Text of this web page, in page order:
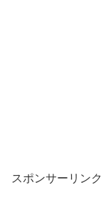
スポンサーリンク